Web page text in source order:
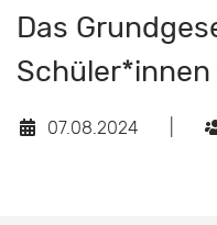
Das
07.08.2024